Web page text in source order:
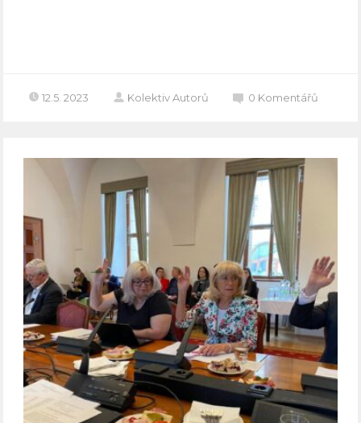
12.5. 2023 Kolektiv Autorů 0 Komentářů